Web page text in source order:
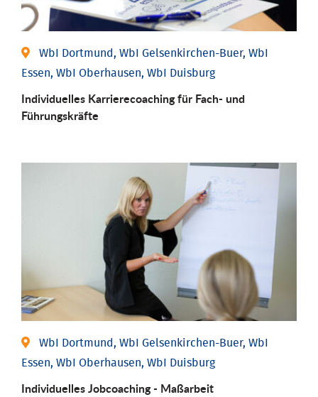
WbI Dortmund, WbI Gelsenkirchen-Buer, WbI
Essen, WbI Oberhausen, WbI Duisburg
Individu­elles Karrierecoaching für Fach-­ und
Führungs­kräfte
WbI Dortmund, WbI Gelsenkirchen-Buer, WbI
Essen, WbI Oberhausen, WbI Duisburg
Individu­elles Job­coaching - Maßarbeit